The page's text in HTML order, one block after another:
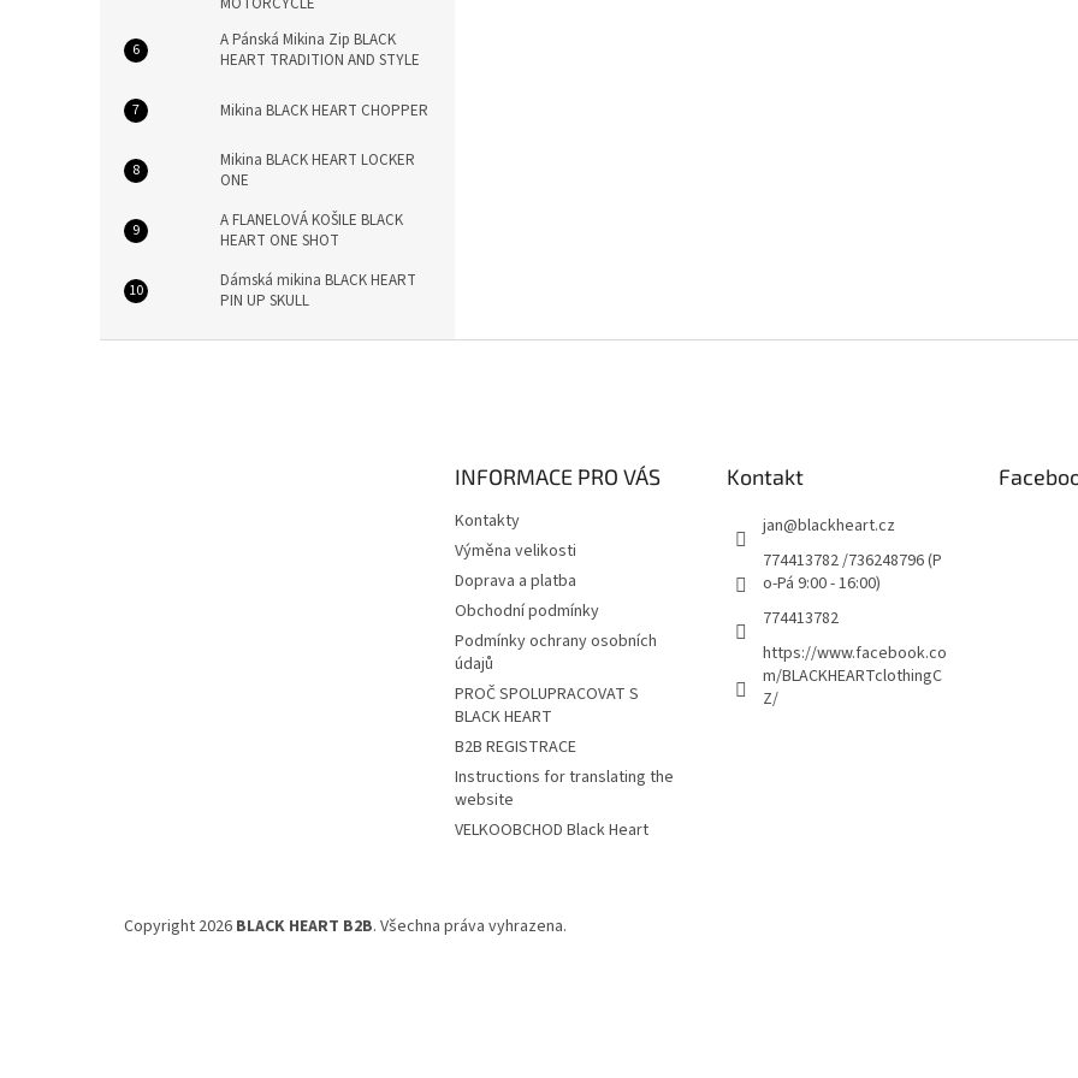
A Pánská Mikina Zip BLACK
HEART TRADITION AND STYLE
Mikina BLACK HEART CHOPPER
Mikina BLACK HEART LOCKER
ONE
A FLANELOVÁ KOŠILE BLACK
HEART ONE SHOT
Dámská mikina BLACK HEART
PIN UP SKULL
INFORMACE PRO VÁS
Kontakty
Výměna velikosti
Doprava a platba
Obchodní podmínky
Podmínky ochrany osobních
údajů
PROČ SPOLUPRACOVAT S
BLACK HEART
B2B REGISTRACE
Instructions for translating the
website
VELKOOBCHOD Black Heart
Kontakt
jan@blackheart.cz
774413782 /736248796 (P
o-Pá 9:00 - 16:00)
774413782
https://www.facebook.co
m/BLACKHEARTclothingC
Z/
Copyright 2026 BLACK HEART B2B. Všechna práva vyhrazena.